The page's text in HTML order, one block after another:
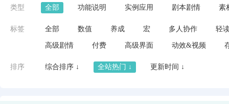
类型 全部 功能说明 实例应用 剧本剧情 素
标签 全部 数值 养成 宏 多人协作 轻
高级剧情 付费 高级界面 动效&视频
排序 综合排序 ↓ 全站热门 ↓ 更新时间 ↓